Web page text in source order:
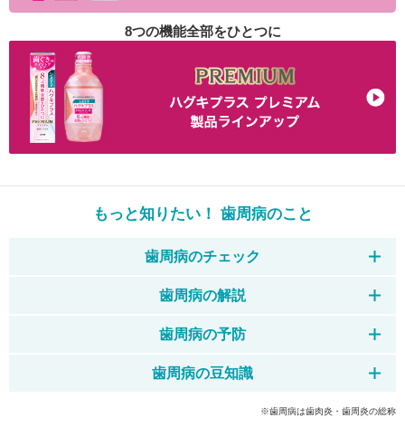
8つの機能全部をひとつに
もっと知りたい！ 歯周病のこと
歯周病のチェック
歯周病の解説
歯周病の予防
歯周病の豆知識
※歯周病は歯肉炎・歯周炎の総称